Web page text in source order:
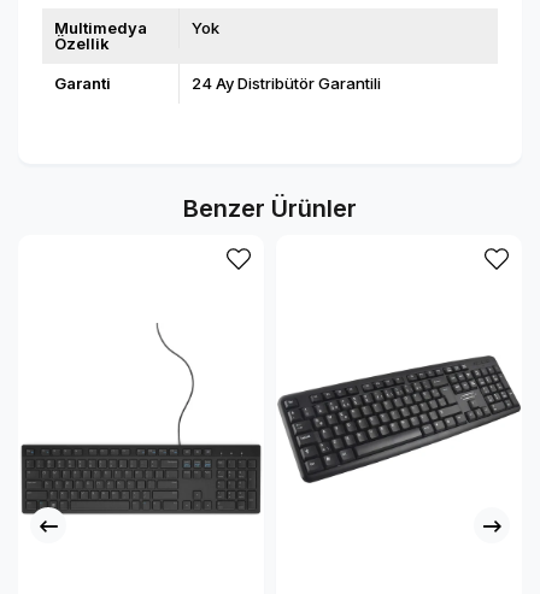
Multimedya
Özellik
Yok
Garanti 24 Ay Distribütör Garantili
Benzer Ürünler